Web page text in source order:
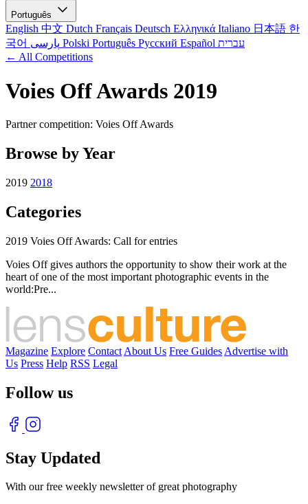
Português
English 中文 Dutch Français Deutsch Ελληνικά Italiano 日本語 한
국어
Polski Português Русский Español עברית
← All Competitions
Voies Off Awards 2019
Partner competition: Voies Off Awards
Browse by Year
2019 2018
Categories
2019 Voies Off Awards: Call for entries
Voies Off gives authors the opportunity to show their work at the
heart of one of the most important photographic events in the
world:Pre...
Magazine Explore Contact About Us Free Guides Advertise with
Us Press Help RSS Legal
Follow us
Stay Updated
With our free weekly newsletter of great photography